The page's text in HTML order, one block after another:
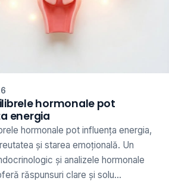
hormonale pot
energia
hormonale pot influența energia,
și starea emoțională. Un
și analizele hormonale
răspunsuri clare și solu...